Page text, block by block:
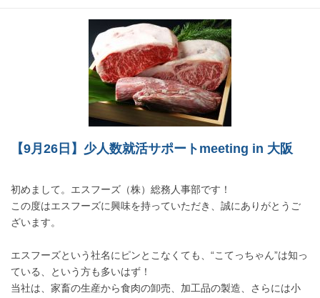
【9月26日】少人数就活サポートmeeting in 大阪
初めまして。エスフーズ（株）総務人事部です！
この度はエスフーズに興味を持っていただき、誠にありがとうご
ざいます。
エスフーズという社名にピンとこなくても、“こてっちゃん”は知っ
ている、という方も多いはず！
当社は、家畜の生産から食肉の卸売、加工品の製造、さらには小